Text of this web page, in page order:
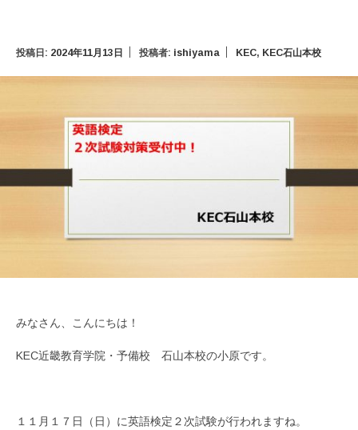
投稿日: 2024年11月13日 投稿者: ishiyama KEC, KEC石山本校
みなさん、こんにちは！
KEC近畿教育学院・予備校 石山本校の小原です。
１１月１７日（日）に英語検定２次試験が行われますね。